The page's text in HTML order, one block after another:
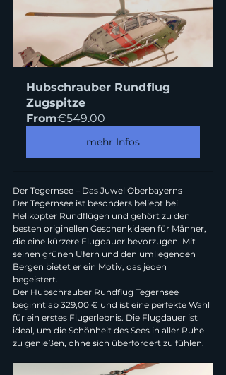
Hubschrauber Rundflug
Zugspitze
From€549.00
mehr Infos
Der Tegernsee – Das Juwel Oberbayerns
Der Tegernsee ist besonders beliebt bei
Helikopter Rundflügen und gehört zu den
besten originellen Geschenkideen für Männer,
die eine kürzere Flugdauer bevorzugen. Mit
seinen grünen Ufern und den umliegenden
Bergen bietet er ein Motiv, das jeden
begeistert.
Der Hubschrauber Rundflug Tegernsee
beginnt ab 329,00 € und ist eine perfekte Wahl
für ein erstes Flugerlebnis. Die Flugdauer ist
ideal, um die Schönheit des Sees in aller Ruhe
zu genießen, ohne sich überfordert zu fühlen.